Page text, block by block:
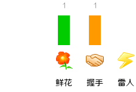
1
鲜花
1
握手 雷人